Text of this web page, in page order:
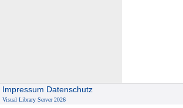
Impressum Datenschutz
Visual Library Server 2026